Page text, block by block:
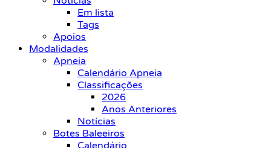
Em lista
Tags
Apoios
Modalidades
Apneia
Calendário Apneia
Classificações
2026
Anos Anteriores
Notícias
Botes Baleeiros
Calendário